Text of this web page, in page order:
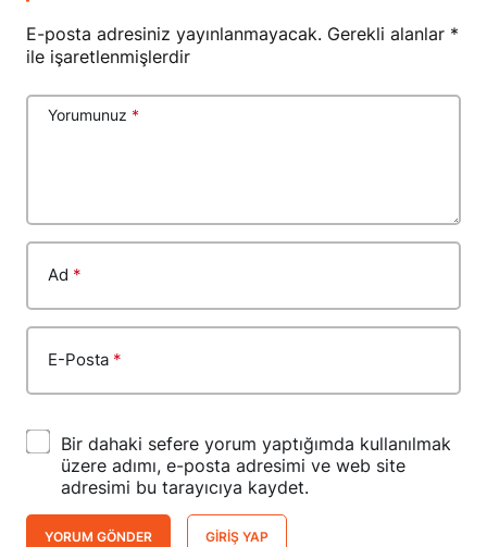
E-posta adresiniz yayınlanmayacak. Gerekli alanlar *
ile işaretlenmişlerdir
Yorumunuz *
Ad *
E-Posta *
Bir dahaki sefere yorum yaptığımda kullanılmak
üzere adımı, e-posta adresimi ve web site
adresimi bu tarayıcıya kaydet.
YORUM GÖNDER GIRIŞ YAP